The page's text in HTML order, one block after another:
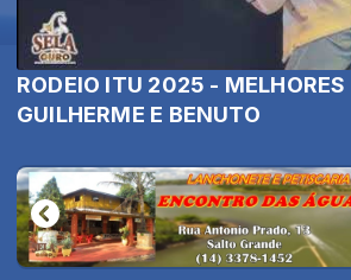
RODEIO ITU 2025 -
GUILHERME E BENUTO